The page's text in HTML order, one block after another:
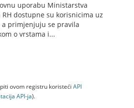
uporabu Ministarstva
dostupne su korisnicima uz
a primjenjuju se pravila
o vrstama i...
ovom registru koristeći API
API-jа).